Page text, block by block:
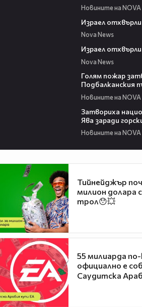
Новините на NOVA
Израел отхвърли
Nova News
Израел отхвърли
Nova News
Голям пожар
Подбалканския
Новините на NOVA
Затвориха
Ява заради
Новините на NOVA
Тийнейджър
милион долара
трол😯💥
55 милиарда по-
официално е
Саудитска